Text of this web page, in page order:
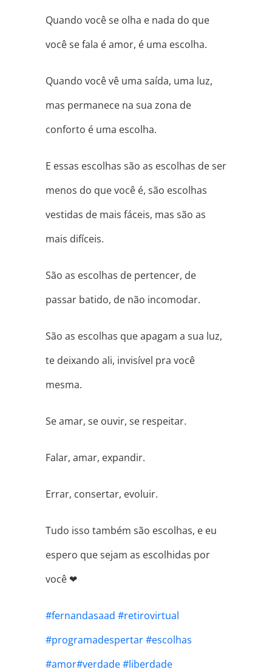
Quando você se olha e nada do que
você se fala é amor, é uma escolha.
Quando você vê uma saída, uma luz,
mas permanece na sua zona de
conforto é uma escolha.
E essas escolhas são as escolhas de ser
menos do que você é, são escolhas
vestidas de mais fáceis, mas são as
mais difíceis.
São as escolhas de pertencer, de
passar batido, de não incomodar.
São as escolhas que apagam a sua luz,
te deixando ali, invisível pra você
mesma.
Se amar, se ouvir, se respeitar.
Falar, amar, expandir.
Errar, consertar, evoluir.
Tudo isso também são escolhas, e eu
espero que sejam as escolhidas por
você ❤
#fernandasaad #retirovirtual
#programadespertar#escolhas
#amor#verdade#liberdade